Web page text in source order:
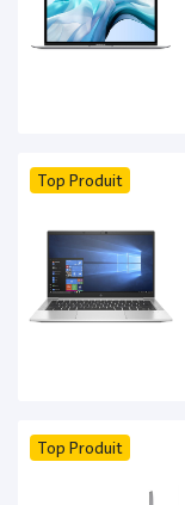
Top Produit
Top Produit